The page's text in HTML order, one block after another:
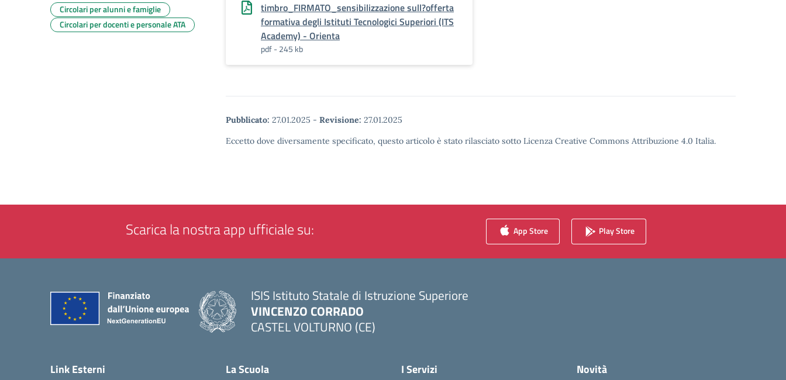
timbro_FIRMATO_sensibilizzazione sull?offerta
formativa degli Istituti Tecnologici Superiori (ITS
Academy) - Orienta
pdf - 245 kb
Pubblicato: 27.01.2025 - Revisione: 27.01.2025
Eccetto dove diversamente specificato, questo articolo è stato rilasciato sotto Licenza Creative Commons Attribuzione 4.0 Italia.
Circolari per alunni e famiglie
Circolari per docenti e personale ATA
Scarica la nostra app ufficiale su: App Store Play Store
ISIS Istituto Statale di Istruzione Superiore
VINCENZO CORRADO
CASTEL VOLTURNO (CE)
Link Esterni La Scuola I Servizi Novità